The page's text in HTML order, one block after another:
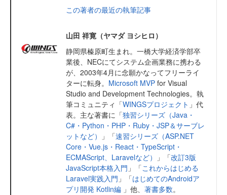
この著者の最近の執筆記事
山田 祥寛（ヤマダ ヨシヒロ）
静岡県榛原町生まれ。一橋大学経済学部卒
業後、NECにてシステム企画業務に携わる
が、2003年4月に念願かなってフリーライ
ターに転身。 Microsoft MVP for Visual
Studio and Development Technologies。執
筆コミュニティ「WINGSプロジェクト 」代
表。主な著書に「独習シリーズ（Java・
C#・Python・PHP・Ruby・JSP＆サーブレ
ットなど）
」「速習シリーズ（ASP.NET
Core・Vue.js・React・TypeScript・
ECMAScript、Laravelなど）
」「改訂3版
JavaScript本格入門 」「これからはじめる
Laravel実践入門 」「はじめてのAndroidア
プリ開発 Kotlin編 」他、 著書多数。